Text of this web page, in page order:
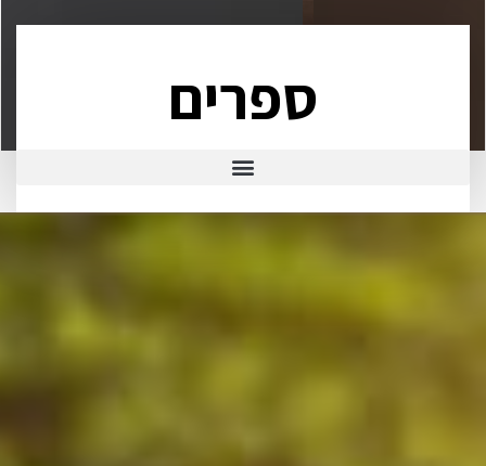
ספרים